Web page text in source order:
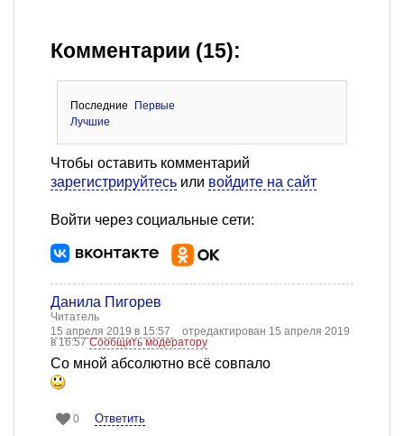
Комментарии (15):
Последние
Первые
Лучшие
Чтобы оставить комментарий
зарегистрируйтесь или войдите на сайт
Войти через социальные сети:
Данила Пигорев
Читатель
15 апреля 2019 в 15:57
отредактирован 15 апреля 2019
в 16:57Сообщить модератору
Со мной абсолютно всё совпало
0 Ответить